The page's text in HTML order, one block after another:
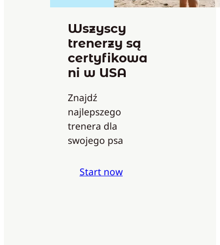
Wszyscy
trenerzy są
certyfikowa
ni w USA
Znajdź
najlepszego
trenera dla
swojego psa
Start now